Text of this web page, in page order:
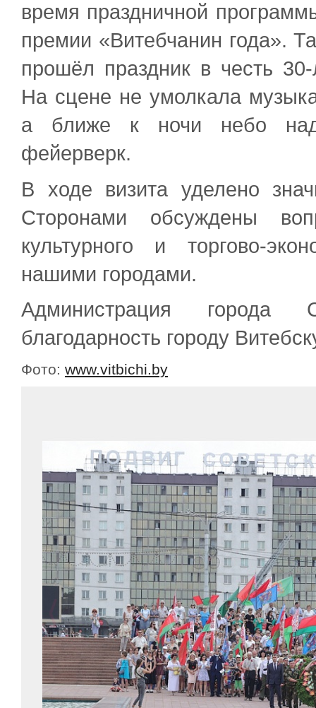
время праздничной
премии «Витебчанин года».
прошёл праздник в честь 30-
На сцене не умолкала
а ближе к ночи небо над
фейерверк.
В ходе визита уделено
Сторонами обсуждены
культурного и торгово-
нашими городами.
Администрация города
благодарность городу
Фото: www.vitbichi.by